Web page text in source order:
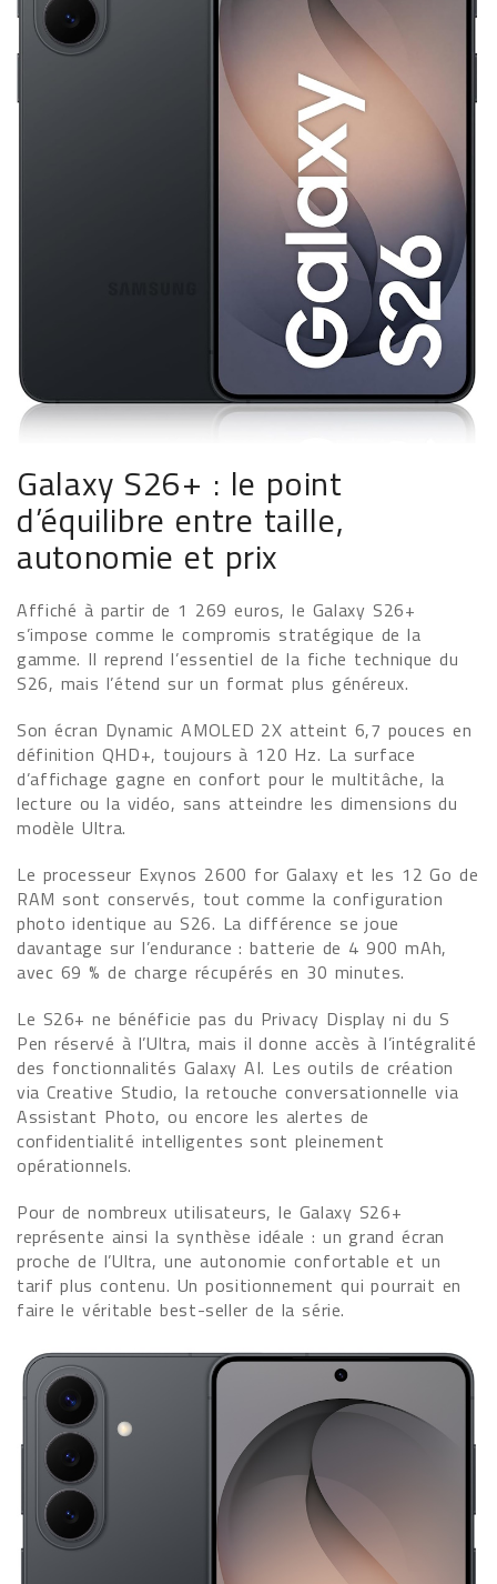
Galaxy S26+ : le point
d’équilibre entre taille,
autonomie et prix
Affiché à partir de 1 269 euros, le Galaxy S26+
s’impose comme le compromis stratégique de la
gamme. Il reprend l’essentiel de la fiche technique du
S26, mais l’étend sur un format plus généreux.
Son écran Dynamic AMOLED 2X atteint 6,7 pouces en
définition QHD+, toujours à 120 Hz. La surface
d’affichage gagne en confort pour le multitâche, la
lecture ou la vidéo, sans atteindre les dimensions du
modèle Ultra.
Le processeur Exynos 2600 for Galaxy et les 12 Go de
RAM sont conservés, tout comme la configuration
photo identique au S26. La différence se joue
davantage sur l’endurance : batterie de 4 900 mAh,
avec 69 % de charge récupérés en 30 minutes.
Le S26+ ne bénéficie pas du Privacy Display ni du S
Pen réservé à l’Ultra, mais il donne accès à l’intégralité
des fonctionnalités Galaxy AI. Les outils de création
via Creative Studio, la retouche conversationnelle via
Assistant Photo, ou encore les alertes de
confidentialité intelligentes sont pleinement
opérationnels.
Pour de nombreux utilisateurs, le Galaxy S26+
représente ainsi la synthèse idéale : un grand écran
proche de l’Ultra, une autonomie confortable et un
tarif plus contenu. Un positionnement qui pourrait en
faire le véritable best-seller de la série.